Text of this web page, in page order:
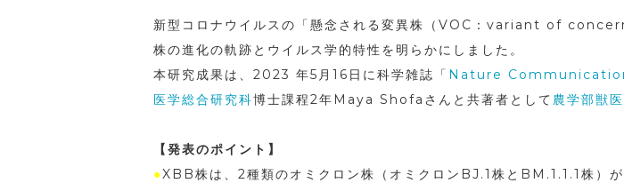
新型コロナウイルスの「懸念される変異株（VOC：variant of
株の進化の軌跡とウイルス学的特性を明らかにしました。
本研究成果は、2023 年5月16日に科学雑誌「 Nature
医学総合研究科博士課程2年Maya Shofaさんと共著者として 農学部獣
【発表のポイント】
●XBB株は、2種類のオミクロン株（オミクロンBJ.1株とBM.1.1.1株）